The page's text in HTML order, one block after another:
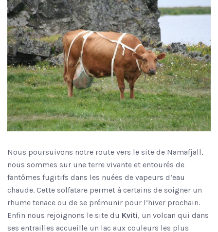
Nous poursuivons notre route vers le site de Namafjall,
nous sommes sur une terre vivante et entourés de
fantômes fugitifs dans les nuées de vapeurs d’eau
chaude. Cette solfatare permet à certains de soigner un
rhume tenace ou de se prémunir pour l’hiver prochain.
Enfin nous rejoignons le site du Kviti, un volcan qui dans
ses entrailles accueille un lac aux couleurs les plus